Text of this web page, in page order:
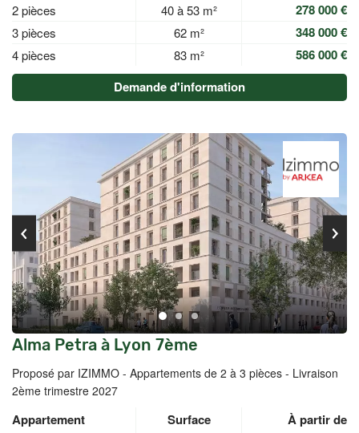
2 pièces 40 à 53 m² 278 000 €
3 pièces 62 m² 348 000 €
4 pièces 83 m²
586 000 €
Demande d'information
Alma Petra à Lyon 7ème
Proposé par IZIMMO - Appartements de 2 à 3 pièces - Livraison
2ème trimestre 2027
Appartement Surface À partir de